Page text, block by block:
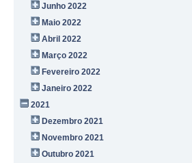
Junho 2022
Maio 2022
Abril 2022
Março 2022
Fevereiro 2022
Janeiro 2022
2021
Dezembro 2021
Novembro 2021
Outubro 2021